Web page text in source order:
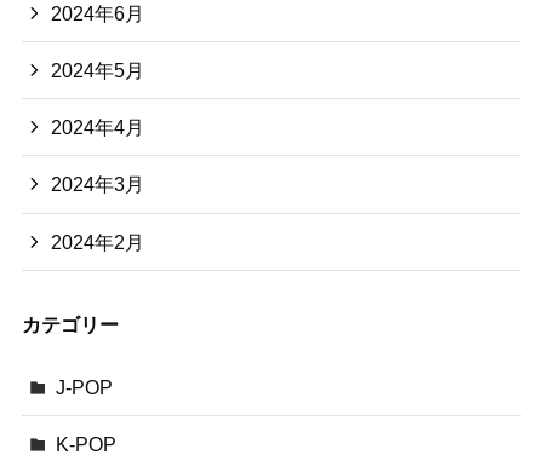
2024年6月
2024年5月
2024年4月
2024年3月
2024年2月
カテゴリー
J-POP
K-POP